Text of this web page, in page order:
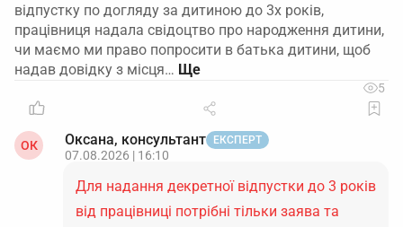
відпустку по догляду за дитиною до 3х років,
працівниця надала свідоцтво про народження дитини,
чи маємо ми право попросити в батька дитини, щоб
надав довідку з місця…
5
ОК Оксана, консультант ЕКСПЕРТ
07.08.2026 | 16:10
Для надання декретної відпустки до 3 років
від працівниці потрібні тільки заява та